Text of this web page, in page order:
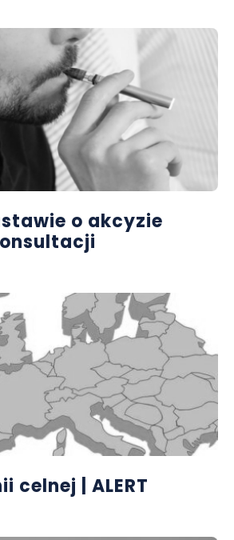
o akcyzie
celnej | ALERT